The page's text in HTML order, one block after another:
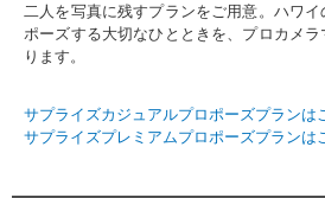
二人を写真に残すプランをご用意。ハワ
ポーズする大切なひとときを、プロカメ
ります。
サプライズカジュアルプロポーズプランは
サプライズプレミアムプロポーズプランは